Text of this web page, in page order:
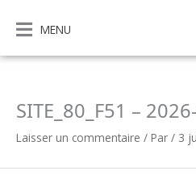
contenu
MENU
SITE_80_F51 –
Laisser un commentaire / Par / 3